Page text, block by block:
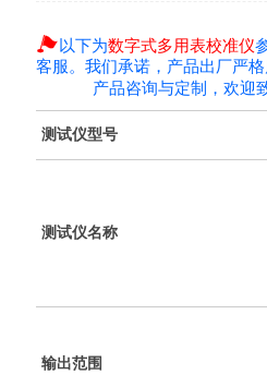
以下为数字式多用表校准仪
客服。我们承诺，产品出厂严
产品咨询与定制，欢迎
测试仪型号
测试仪名称
输出范围